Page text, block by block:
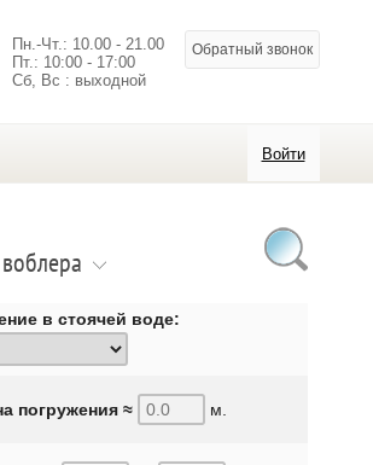
Пн.-Чт.: 10.00 - 21.00
Пт.: 10:00 - 17:00
Сб, Вс : выходной
Обратный звонок
Войти
в стоячей воде:
погружения ≈ м.